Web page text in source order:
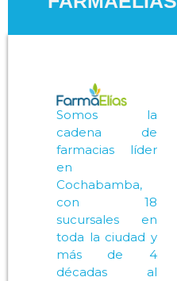
Somos la
cadena de
farmacias líder
en
Cochabamba,
con 18
sucursales en
toda la ciudad y
más de 4
décadas al